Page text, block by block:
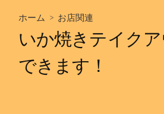
ホーム > お店関連
いか焼きテイク
できます！